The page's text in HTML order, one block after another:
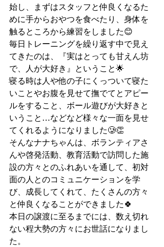
始し、まずはスタッフと仲良くなるた
めに手からおやつを食べたり、身体を
触るところから練習をしました😊
毎日トレーニングを繰り返す中で見え
てきたのは、『実はとっても甘えん坊
で、人が大好き』ということ🌟
寝る時は人や他の子にくっついて寝た
いことやお腹を見せて撫でてとアピー
ルをすること、ボール遊びが大好きと
いうこと…などなど様々な一面を見せ
てくれるようになりました🥲👏
そんなナナちゃんは、ボランティアさ
んや啓発活動、教育活動で訪問した施
設の方々とのふれあいを通して、初対
面の人とのコミュニケーションを学
び、成長してくれて、たくさんの方々
と仲良くなることができました🍀
本日の譲渡に至るまでには、数え切れ
ない程大勢の方々にお世話になりまし
た。